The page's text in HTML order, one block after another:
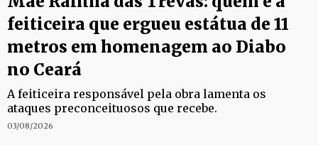
feiticeira que ergueu estátua de 11
metros em homenagem ao Diabo
no Ceará
A feiticeira responsável pela obra lamenta os
ataques preconceituosos que recebe.
03/08/2026